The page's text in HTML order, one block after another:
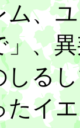
、
、
る
たイ